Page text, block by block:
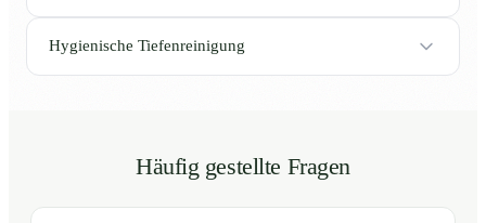
Hygienische Tiefenreinigung
Häufig gestellte Fragen